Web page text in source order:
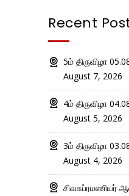
Recent
5ம் திருவிழா
August 7, 2026
4ம் திருவிழா
August 5, 2026
3ம் திருவிழா
August 4, 2026
சிவசுப்ரமணியர்